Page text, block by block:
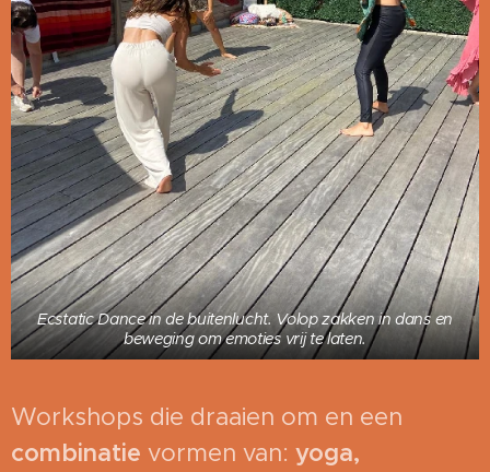
Ecstatic Dance in de buitenlucht. Volop zakken in dans en
beweging om emoties vrij te laten.
Workshops die draaien om en een
combinatie vormen van: yoga,